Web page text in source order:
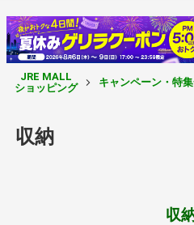
JRE MALL
ショッピング
キャンペーン・特
収納
収